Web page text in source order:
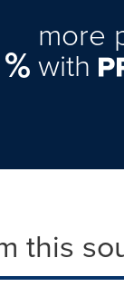
%
more
with
this